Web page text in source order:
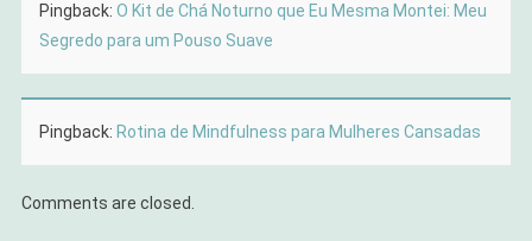
Pingback: O Kit de Chá Noturno que Eu Mesma Montei: Meu
Segredo para um Pouso Suave
Pingback: Rotina de Mindfulness para Mulheres Cansadas
Comments are closed.